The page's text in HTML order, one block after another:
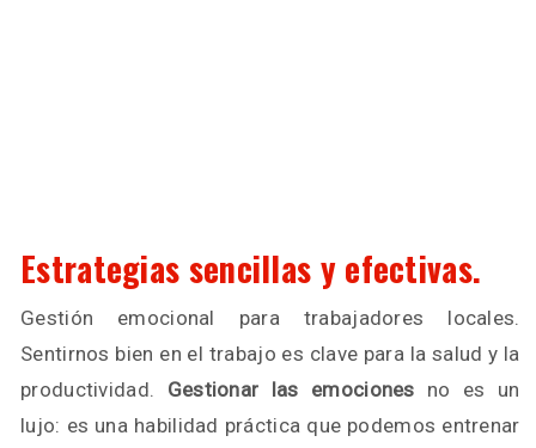
Estrategias sencillas y efectivas.
Gestión emocional para trabajadores locales.
Sentirnos bien en el trabajo es clave para la salud y la
productividad. Gestionar las emociones no es un
lujo: es una habilidad práctica que podemos entrenar